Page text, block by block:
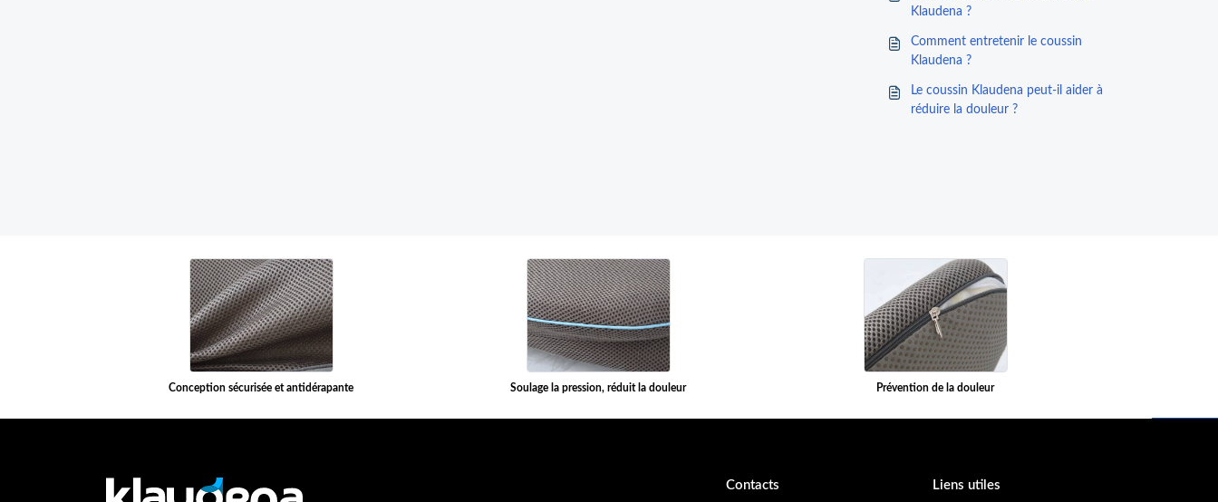
Klaudena ?
Comment entretenir le coussin
Klaudena ?
Le coussin Klaudena peut-il aider à
réduire la douleur ?
Conception sécurisée et antidérapante Soulage la pression, réduit la douleur Prévention de la douleur
Contacts Liens utiles